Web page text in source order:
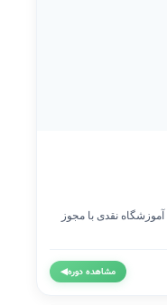
نقدی با مجوز
مشاهده دوره◀